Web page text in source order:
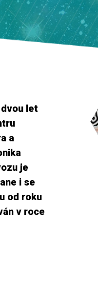
let
a
je
i se
od roku
v roce